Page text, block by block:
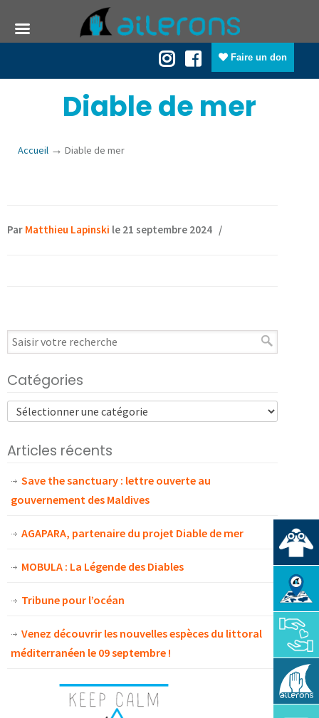
Faire un don
Diable de mer
Accueil → Diable de mer
Par Matthieu Lapinski le 21 septembre 2024 /
Catégories
Articles récents
Save the sanctuary : lettre ouverte au
gouvernement des Maldives
AGAPARA, partenaire du projet Diable de mer
MOBULA : La Légende des Diables
Tribune pour l’océan
Venez découvrir les nouvelles espèces du littoral
méditerranéen le 09 septembre !